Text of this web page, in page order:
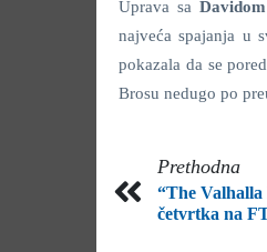
Uprava sa
najveća spajanja u
pokazala da se
Brosu nedugo po
Prethodna
“The
četvrtka na